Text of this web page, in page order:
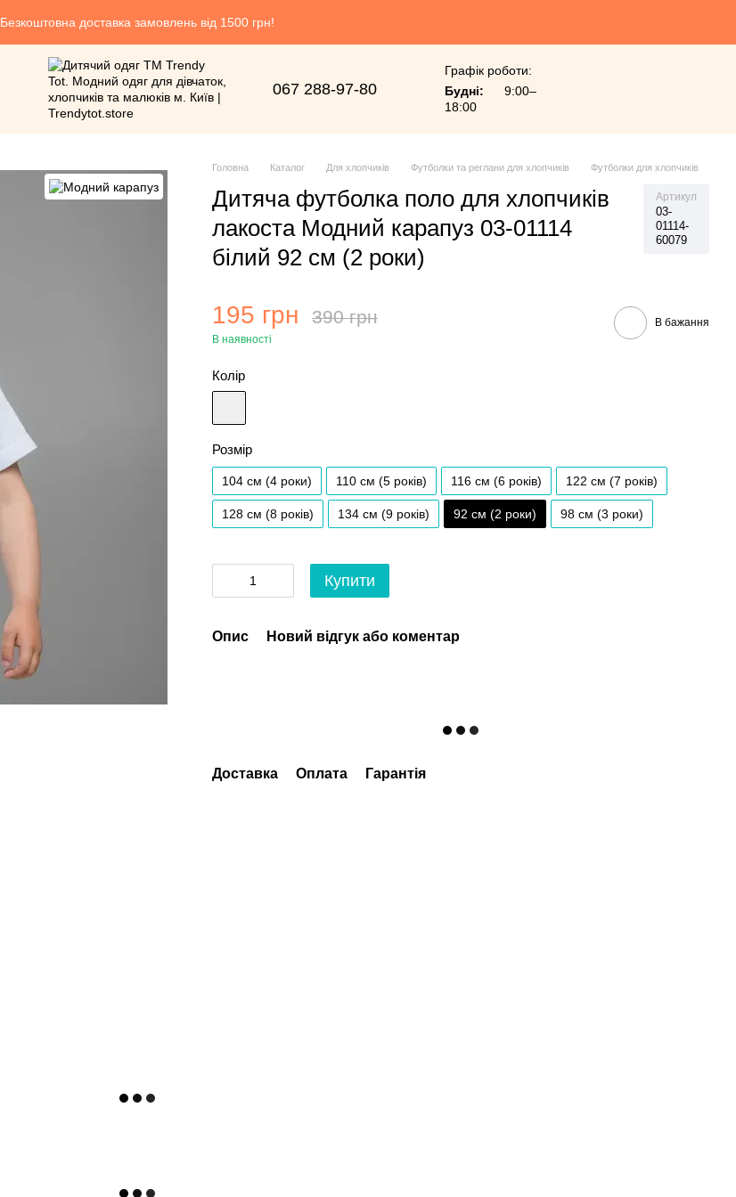
Безкоштовна доставка замовлень від 1500 грн!
067 288-97-80
Графік роботи:
Будні:
9:00–
18:00
Головна Каталог Для хлопчиків Футболки та реглани для хлопчиків Футболки для хлопчиків
Дитяча футболка поло для хлопчиків
лакоста Модний карапуз 03-01114
білий 92 см (2 роки)
Артикул
03-
01114-
60079
195 грн 390 грн
В наявності
В бажання
Колір
Розмір
104 см (4 роки) 110 см (5 років) 116 см (6 років) 122 см (7 років)
128 см (8 років) 134 см (9 років) 92 см (2 роки) 98 см (3 роки)
Купити
Опис Новий відгук або коментар
Доставка Оплата Гарантія